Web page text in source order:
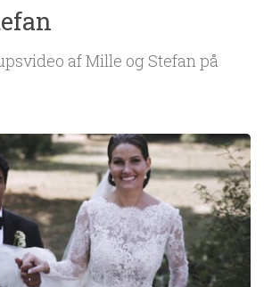
af Mille og Stefan på